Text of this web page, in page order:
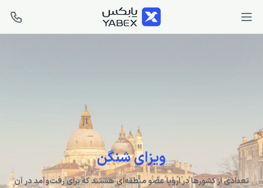
ویزای شنگن
تعدادی از کشورها در اروپا عضو منطقه‌ای هستند که برای رفت‌وآمد در آن